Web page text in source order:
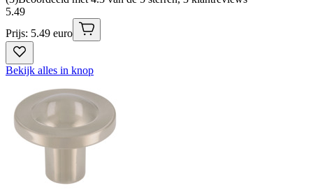
5.49
Prijs: 5.49 euro
Bekijk alles in knop